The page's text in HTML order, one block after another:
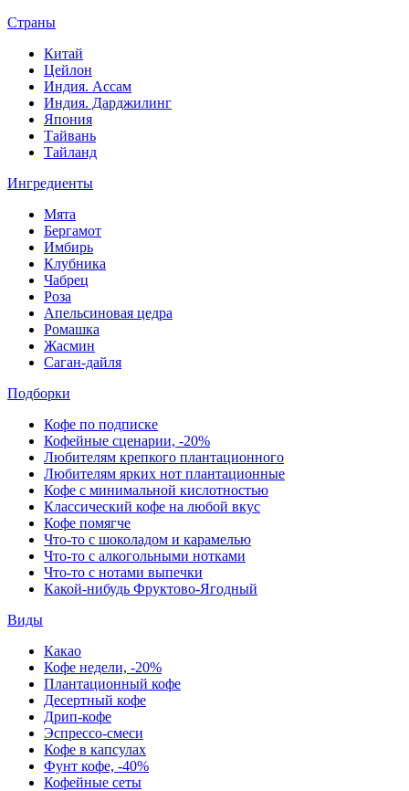
Страны
Китай
Цейлон
Индия. Ассам
Индия. Дарджилинг
Япония
Тайвань
Тайланд
Ингредиенты
Мята
Бергамот
Имбирь
Клубника
Чабрец
Роза
Апельсиновая цедра
Ромашка
Жасмин
Саган-дайля
Подборки
Кофе по подписке
Кофейные сценарии, -20%
Любителям крепкого плантационного
Любителям ярких нот плантационные
Кофе с минимальной кислотностью
Классический кофе на любой вкус
Кофе помягче
Что-то с шоколадом и карамелью
Что-то с алкогольными нотками
Что-то с нотами выпечки
Какой-нибудь Фруктово-Ягодный
Виды
Какао
Кофе недели, -20%
Плантационный кофе
Десертный кофе
Дрип-кофе
Эспрессо-смеси
Кофе в капсулах
Фунт кофе, -40%
Кофейные сеты